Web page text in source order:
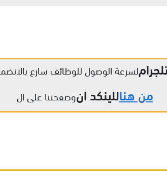
لسرعة الوصول للوظائف سارع
وصفحتنا على الللينكد انمن هنا